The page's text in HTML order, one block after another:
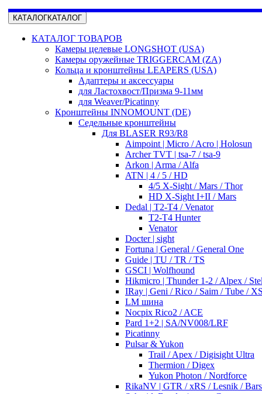
КАТАЛОГКАТАЛОГ
КАТАЛОГ ТОВАРОВ
Камеры целевые LONGSHOT (USA)
Камеры оружейные TRIGGERCAM (ZA)
Кольца и кронштейны LEAPERS (USA)
Адаптеры и аксессуары
для Ластохвост/Призма 9-11мм
для Weaver/Picatinny
Кронштейны INNOMOUNT (DE)
Седельные кронштейны
Для BLASER R93/R8
Aimpoint | Micro / Acro | Holosun
Archer TVT | tsa-7 / tsa-9
Arkon | Arma / Alfa
ATN | 4 / 5 / HD
4/5 X-Sight / Mars / Thor
HD X-Sight I+II / Mars
Dedal | T2-T4 / Venator
T2-T4 Hunter
Venator
Docter | sight
Fortuna | General / General One
Guide | TU / TR / TS
GSCI | Wolfhound
Hikmicro | Thunder 1-2 / Alpex /
IRay | Geni / Rico / Saim / Tube /
LM шина
Nocpix Rico2 / ACE
Pard 1+2 | SA/NV008/LRF
Picatinny
Pulsar & Yukon
Trail / Apex / Digisight Ultra
Thermion / Digex
Yukon Photon / Nordforce
RikaNV | GTR / xRS / Lesnik /